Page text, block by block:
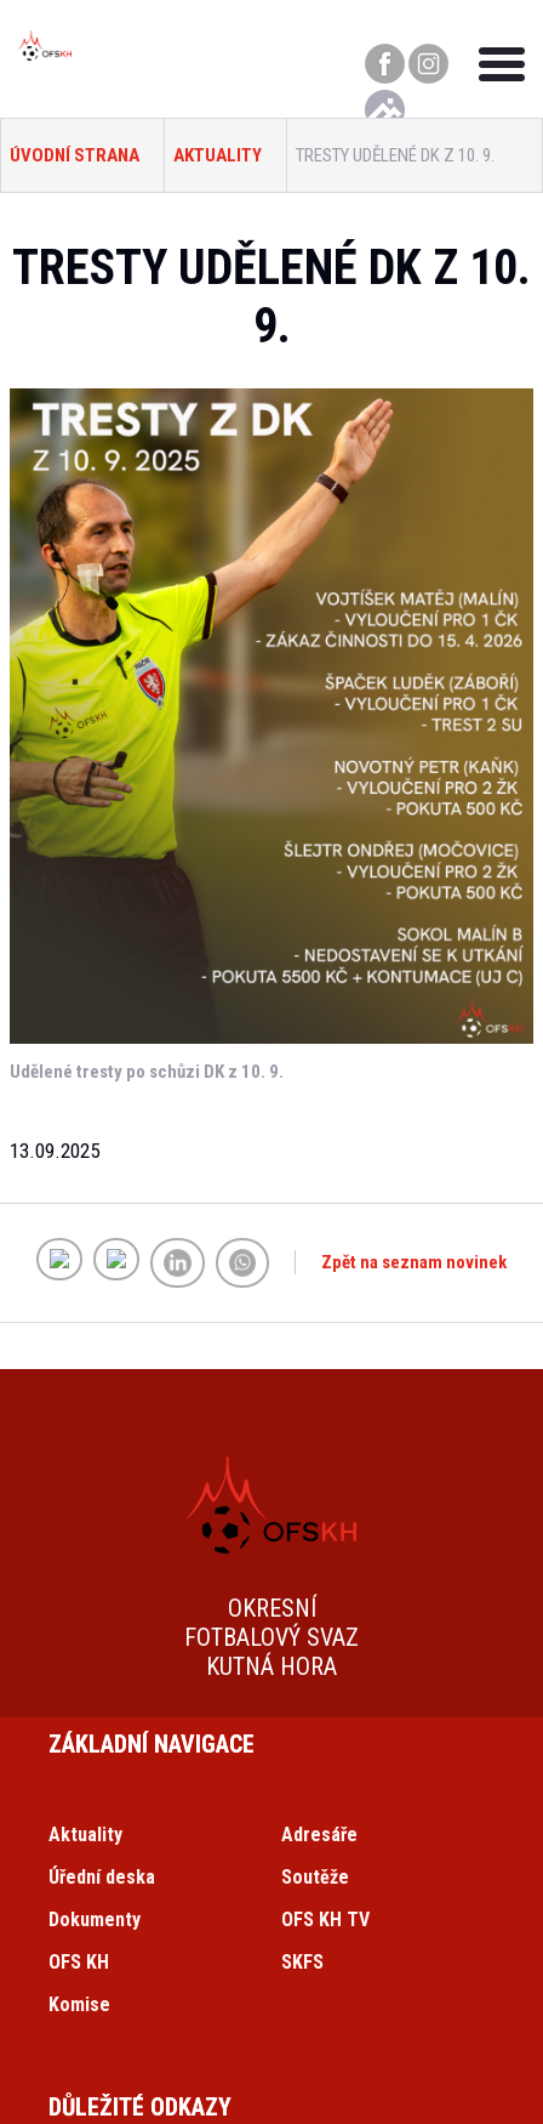
ÚVODNÍ STRANA AKTUALITY TRESTY UDĚLENÉ DK Z 10. 9.
TRESTY UDĚLENÉ DK Z 10.
9.
Udělené tresty po schůzi DK z 10. 9.
13.09.2025
Zpět na seznam novinek
OKRESNÍ
FOTBALOVÝ SVAZ
KUTNÁ HORA
ZÁKLADNÍ NAVIGACE
Aktuality
Úřední deska
Dokumenty
OFS KH
Komise
Adresáře
Soutěže
OFS KH TV
SKFS
DŮLEŽITÉ ODKAZY